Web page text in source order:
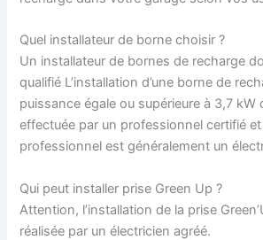
Quel installateur de borne choisir ?
Un installateur de bornes de recharge
qualifié L’installation d’une borne de
puissance égale ou supérieure à 3,7
effectuée par un professionnel certifié
professionnel est généralement un
Qui peut installer prise Green Up ?
Attention, l’installation de la prise
réalisée par un électricien agréé.